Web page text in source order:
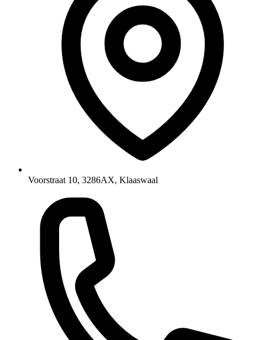
Voorstraat 10, 3286AX, Klaaswaal